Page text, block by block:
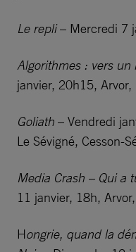
Le repli– Mercredi 7
Algorithmes : vers
janvier, 20h15, Arvor,
Goliath – Vendredi
Le Sévigné, Cesson-
Media Crash – Qui a
11 janvier, 18h, Arvor,
Hongrie, quand la